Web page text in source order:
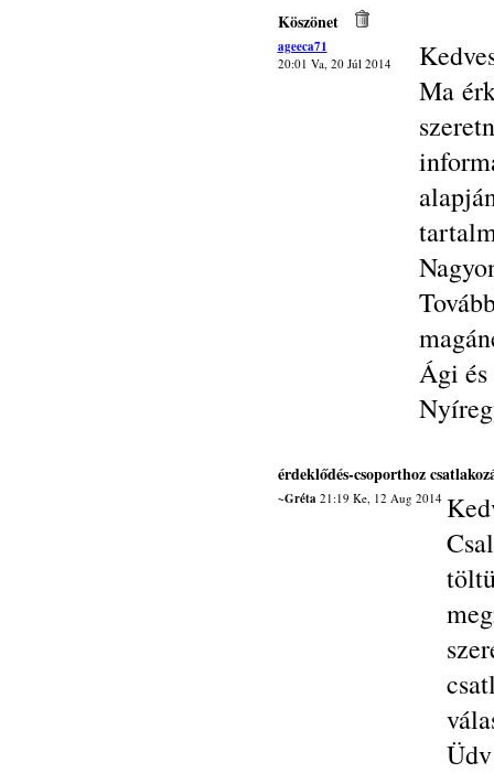
Köszönet
ageeca71
20:01 Va, 20 Júl 2014
Ma
Ági és
érdeklődés-csoporthoz
~Gréta21:19 Ke, 12 Aug 2014